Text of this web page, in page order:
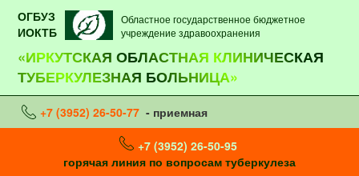
ОГБУЗ
ИОКТБ
Областное государственное бюджетное
учреждение здравоохранения
«ИРКУТСКАЯ ОБЛАСТНАЯ КЛИНИЧЕСКАЯ
ТУБЕРКУЛЕЗНАЯ БОЛЬНИЦА»
+7 (3952) 26-50-77 - приемная
+7 (3952) 26-50-95
горячая линия по вопросам туберкулеза